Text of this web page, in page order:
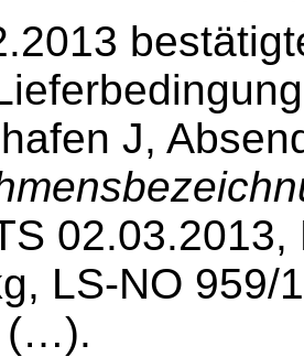
J,
LS-NO 959/
(…).